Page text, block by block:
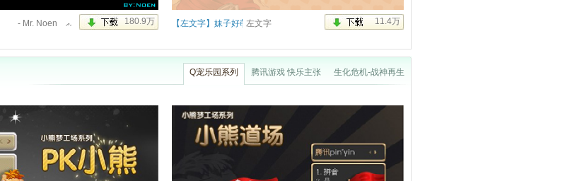
【左文字】妹子好萌啊左文字
Q宠乐园系列 腾讯游戏 快乐主张 生化危机-战神再生